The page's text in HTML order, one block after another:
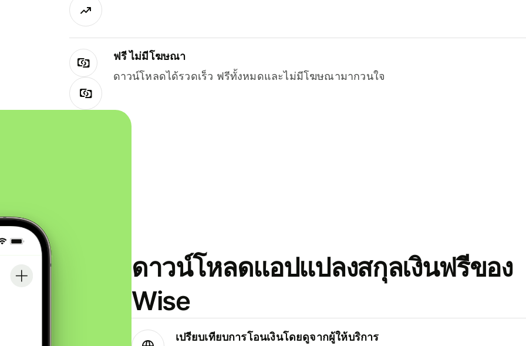
ฟรี ไม่มีโฆษณา
ดาวน์โหลดได้รวดเร็ว ฟรีทั้งหมดและไม่มีโฆษณามากวนใจ
ดาวน์โหลดแอปแปลงสกุลเงินฟรีของ
Wise
เปรียบเทียบการโอนเงินโดยดูจากผู้ให้บริการ